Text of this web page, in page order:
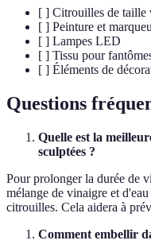
[ ] Citrouilles de taille
[ ] Peinture et
[ ] Lampes LED
[ ] Tissu pour
[ ] Éléments de
Questions
Quelle est la
sculptées ?
Pour prolonger la durée de
mélange de vinaigre et
citrouilles. Cela aidera à
Comment embellir